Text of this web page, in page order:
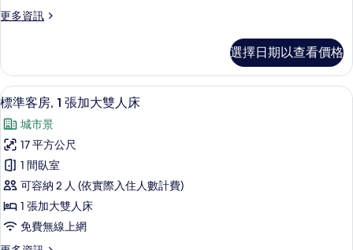
張
大
雙
人
床,
無
障
礙
的
所
更多資訊
更
客
房,
1
加
大
雙
人
床,
無
障
礙
選擇日期以查看價格
顯
示
標
準
客
房,
1
張
客房內保險箱、書桌、遮光布/窗簾、
9
標準客房, 1 張加大雙人床
城市景
17 平方公尺
1 間臥室
可容納 2 人 (依實際入住人數計費)
1 張加大雙人床
免費無線上網